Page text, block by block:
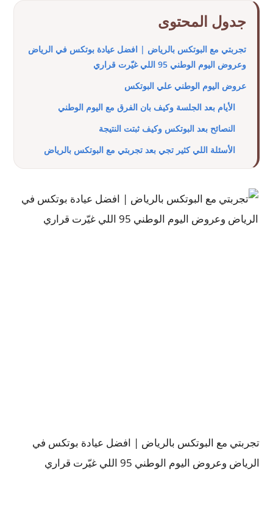
جدول المحتوى
تجربتي مع البوتكس بالرياض | افضل عيادة بوتكس في الرياض
وعروض اليوم الوطني 95 اللي غيّرت قراري
عروض اليوم الوطني علي البوتكس
الأيام بعد الجلسة وكيف بان الفرق مع اليوم الوطني
النصائح بعد البوتكس وكيف ثبتت النتيجة
الأسئلة اللي كثير تجي بعد تجربتي مع البوتكس بالرياض
تجربتي مع البوتكس بالرياض | افضل عيادة بوتكس في
الرياض وعروض اليوم الوطني 95 اللي غيّرت قراري